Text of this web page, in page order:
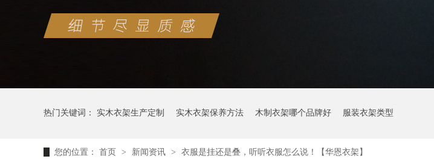
热门关键词： 实木衣架生产定制 实木衣架保养方法 木制衣架哪个品牌好 服装衣架类型
您的位置： 首页 > 新闻资讯 > 衣服是挂还是叠，听听衣服怎么说！【华恩衣架】